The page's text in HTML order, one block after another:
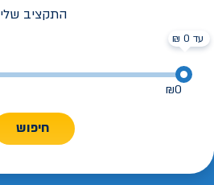
התקציב שלי
₪0
חיפוש
עד 0 ₪